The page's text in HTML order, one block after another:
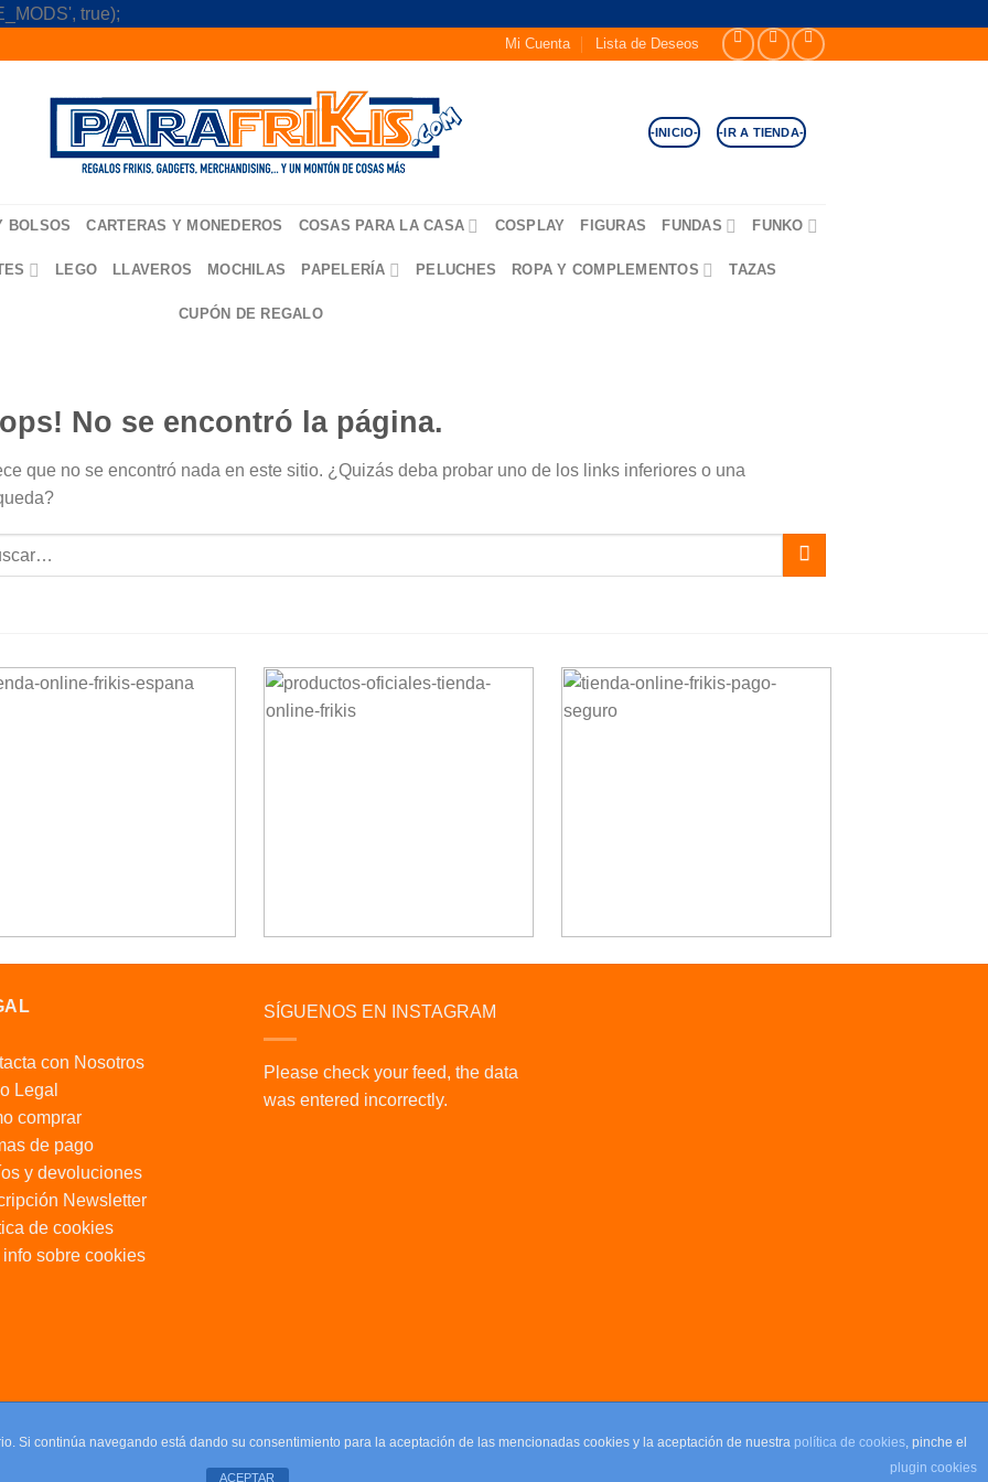
true);
Mi Cuenta Lista de Deseos
-INICIO- -IR A TIENDA-
BOLSOS CARTERAS Y MONEDEROS COSAS PARA LA CASA COSPLAY FIGURAS FUNDAS FUNKO
LEGO LLAVEROS MOCHILAS PAPELERÍA PELUCHES ROPA Y COMPLEMENTOS TAZAS
CUPÓN DE REGALO
No se encontró la página.
que no se encontró nada en este sitio. ¿Quizás deba probar uno de los links inferiores o una
con Nosotros
Legal
comprar
de pago
y devoluciones
Newsletter
de cookies
info sobre cookies
SÍGUENOS EN INSTAGRAM
Please check your feed, the data
was entered incorrectly.
Si continúa navegando está dando su consentimiento para la aceptación de las mencionadas cookies y la aceptación de nuestra política de cookies, pinche el
plugin cookies
ACEPTAR